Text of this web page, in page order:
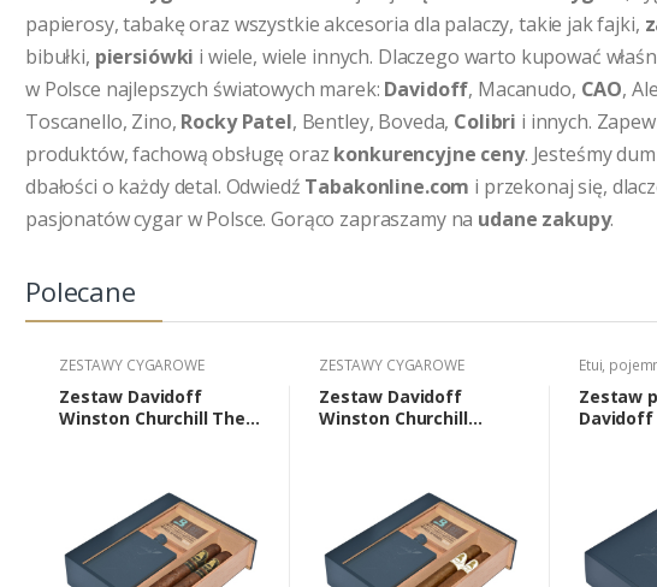
papierosy, tabakę oraz wszystkie akcesoria dla palaczy, takie jak fajki,
bibułki, piersiówki i wiele, wiele innych. Dlaczego warto kupować
w Polsce najlepszych światowych marek: Davidoff, Macanudo, CAO,
Toscanello, Zino, Rocky Patel, Bentley, Boveda, Colibri i innych.
produktów, fachową obsługę oraz konkurencyjne ceny. Jesteśmy
dbałości o każdy detal. Odwiedź Tabakonline.com i przekonaj się,
pasjonatów cygar w Polsce. Gorąco zapraszamy na udane zakupy.
Polecane
ZESTAWY CYGAROWE
Zestaw Davidoff
Winston Churchill The
ZESTAWY CYGAROWE
Zestaw Davidoff
Winston Churchill
Etui,
Zestaw